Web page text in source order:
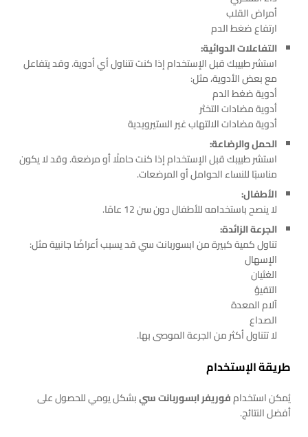
أمراض القلب
ارتفاع ضغط الدم
التفاعلات الدوائية:
استشر طبيبك قبل الإستخدام إذا كنت تتناول أي أدوية. وقد يتفاعل
مع بعض الأدوية، مثل:
أدوية ضغط الدم
أدوية مضادات التخثر
أدوية مضادات الالتهاب غير الستيرويدية
الحمل والرضاعة:
استشر طبيبك قبل الإستخدام إذا كنت حاملًا أو مرضعة. وقد لا يكون
مناسبًا للنساء الحوامل أو المرضعات.
الأطفال:
لا ينصح باستخدامه للأطفال دون سن 12 عامًا.
الجرعة الزائدة:
تناول كمية كبيرة من ابسوربانت سي قد يسبب أعراضًا جانبية مثل:
الإسهال
الغثيان
التقيؤ
آلام المعدة
الصداع
لا تتناول أكثر من الجرعة الموصى بها.
طريقة الإستخدام
يُمكن استخدامفوريفر ابسوربانت سيبشكل يومي للحصول على
أفضل النتائج.